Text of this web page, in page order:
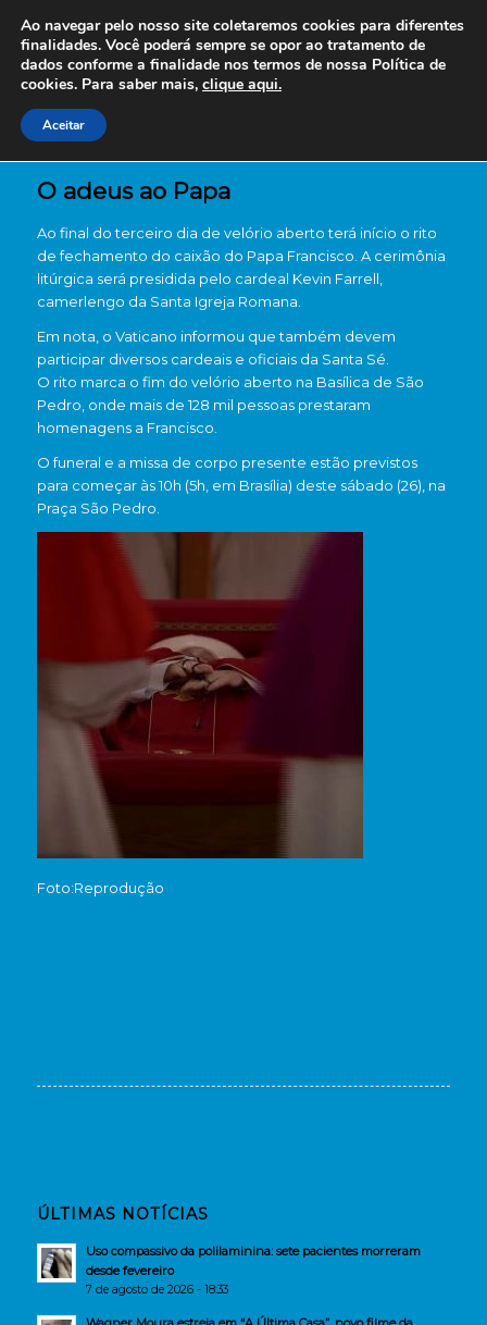
O adeus ao Papa
Ao final do terceiro dia de velório aberto terá início o rito
de fechamento do caixão do Papa Francisco. A cerimônia
litúrgica será presidida pelo cardeal Kevin Farrell,
camerlengo da Santa Igreja Romana.
Em nota, o Vaticano informou que também devem
participar diversos cardeais e oficiais da Santa Sé.
O rito marca o fim do velório aberto na Basílica de São
Pedro, onde mais de 128 mil pessoas prestaram
homenagens a Francisco.
O funeral e a missa de corpo presente estão previstos
para começar às 10h (5h, em Brasília) deste sábado (26), na
Praça São Pedro.
Foto:Reprodução
ÚLTIMAS NOTÍCIAS
Uso compassivo da polilaminina: sete pacientes morreram
desde fevereiro
7 de agosto de 2026 - 18:33
Ao navegar pelo nosso site coletaremos cookies para diferentes
finalidades. Você poderá sempre se opor ao tratamento de
dados conforme a finalidade nos termos de nossa Política de
cookies. Para saber mais, clique aqui.
Aceitar